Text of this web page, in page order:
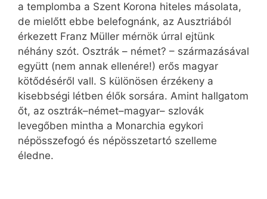
a templomba a Szent Korona hiteles másolata,
de mielőtt ebbe belefognánk, az Ausztriából
érkezett Franz Müller mérnök úrral ejtünk
néhány szót. Osztrák – német? – származásával
együtt (nem annak ellenére!) erős magyar
kötődéséről vall. S különösen érzékeny a
kisebbségi létben élők sorsára. Amint hallgatom
őt, az osztrák–német–magyar– szlovák
levegőben mintha a Monarchia egykori
népösszefogó és népösszetartó szelleme
éledne.